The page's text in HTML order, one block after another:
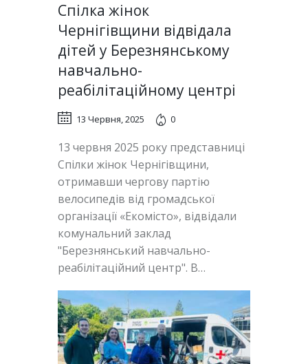
Спілка жінок
Чернігівщини відвідала
дітей у Березнянському
навчально-
реабілітаційному центрі
13 Червня, 2025 0
13 червня 2025 року представниці
Спілки жінок Чернігівщини,
отримавши чергову партію
велосипедів від громадської
організації «Екомісто», відвідали
комунальний заклад
"Березнянський навчально-
реабілітаційний центр". В…